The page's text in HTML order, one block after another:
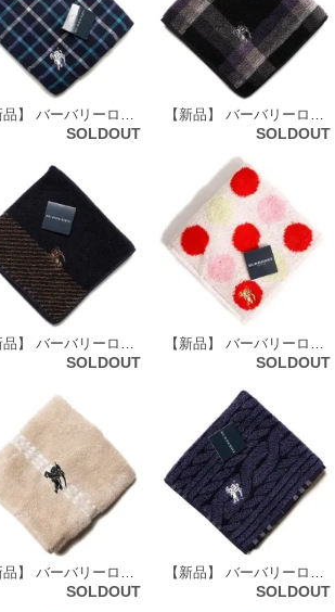
【新品】 バーバリーロンドン BURBERRY LONDON ガーゼ タオルハンカチ 65807
SOLDOUT
【新品】 バーバリーロンドン BURBERRY LONDON タオルハンカチ 66135
SOLDOUT
【新品】 バーバリーロンドン BURBERRY LONDON タオルハンカチ 66142
SOLDOUT
【新品】 バーバリーロンドン BURBERRY LONDON タオルハンカチ 67440
SOLDOUT
【新品】 バーバリーロンドン BURBERRY LONDON タオルハンカチ 68827
SOLDOUT
【新品】 バーバリーロンドン BURBERRY LONDON タオルハンカチ 68838
SOLDOUT